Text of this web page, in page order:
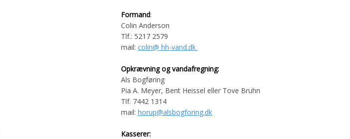
Formand:
Colin Anderson
Tlf.: 5217 2579
mail: colin@ hh-vand.dk
Opkrævning og vandafregning:
Als Bogføring
Pia A. Meyer, Bent Heissel eller Tove Bruhn
Tlf. 7442 1314
mail: horup@alsbogforing.dk
Kasserer: